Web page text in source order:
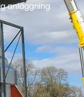
anläggning.